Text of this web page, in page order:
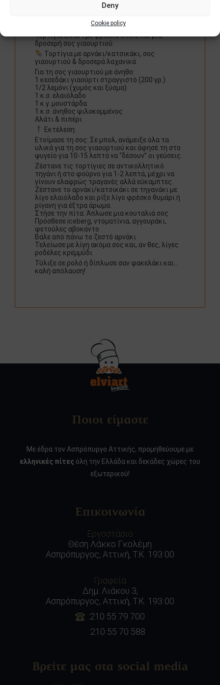
Deny
Cookie policy
Mια σούπερ μεταπασχαλινή συνταγή που
αξιοποιεί το αρνάκι ή κατσικάκι που
περίσσεψε και το απογειώνει μέσα σε πίτα
τορτίγια Elviart με φρέσκα υλικά και μια
δροσερή σος γιαουρτιού:
Τορτίγια με αρνάκι/κατσικάκι, σος
γιαουρτιού & δροσερά λαχανικά
Για τη σος γιαουρτιού με άνηθο:
1 κεσεδάκι γιαούρτι στραγγιστό (200 γρ.)
1/2 λεμόνι (χυμός και ξύσμα)
1 κ.σ. ελαιόλαδο
1 κ.γ. μουστάρδα
1 κ.σ. άνηθος ψιλοκομμένος
Αλάτι & πιπέρι
Εκτέλεση:
Ετοίμασε τη σος: Σε μπολ, ανάμειξε όλα τα
υλικά για τη σος γιαουρτιού και άφησέ τη στο
ψυγείο για 10-15 λεπτά να “δέσουν” οι γεύσεις.
Ζέστανε τις τορτίγιες σε αντικολλητικό
τηγάνι ή στο φούρνο για 1-2 λεπτά, μέχρι να
γίνουν ελαφρώς τραγανές αλλά εύκαμπτες.
Ζέστανε το αρνάκι/κατσικάκι σε τηγανάκι με
λίγο ελαιόλαδο και ρίξε λίγο φρέσκο θυμάρι ή
ρίγανη για έξτρα άρωμα.
Στήσε την πίτα: Άπλωσε μια κουταλιά σος
Πρόσθεσε iceberg, ντοματίνια, αγγουράκι,
φετούλες αβοκάντο
Βάλε από πάνω το ζεστό αρνάκι
Τελείωσε με λίγη ακόμα σος και, αν θες, λίγες
ροδέλες κρεμμύδι
Τύλιξε σε ρολό ή δίπλωσε σαν φακελάκι και…
καλή απόλαυση!
Ποιοι είμαστε
Με έδρα τον Ασπρόπυργο Αττικής, προμηθεύουμε με
ελληνικές πίτες όλη την Ελλάδα και δεκάδες χώρες του
εξωτερικού!
Επικοινωνία
Εργοστάσιο
Θέση Λάκκο Γκολέμη
Ασπρόπυργος, Αττική, Τ.Κ. 193 00
Γραφεία
Δημ. Λιάκου 3,
Ασπρόπυργος, Αττική, Τ.Κ. 193 00
:210 55 79 700
:210 55 70 588
Βρείτε μας στα social media